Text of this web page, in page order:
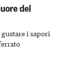
del
i sapori